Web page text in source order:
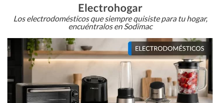
Electrohogar
Los electrodomésticos que siempre quisiste para tu hogar,
encuéntralos en Sodimac